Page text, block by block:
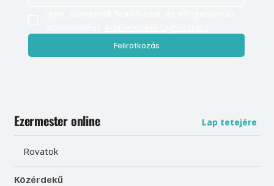
Feliratkozás
Ezermester online Lap tetejére
Rovatok
Közérdekű